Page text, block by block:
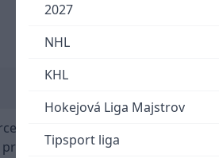
2027
NHL
KHL
Hokejová Liga Majstrov
Tipsport liga
a odmietol Real.
čiastke